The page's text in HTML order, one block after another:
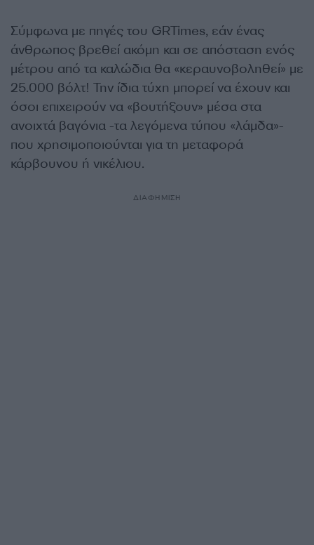
Σύμφωνα με πηγές του GRTimes, εάν ένας
άνθρωπος βρεθεί ακόμη και σε απόσταση ενός
μέτρου από τα καλώδια θα «κεραυνοβοληθεί» με
25.000 βόλτ! Την ίδια τύχη μπορεί να έχουν και
όσοι επιχειρούν να «βουτήξουν» μέσα στα
ανοιχτά βαγόνια -τα λεγόμενα τύπου «λάμδα»-
που χρησιμοποιούνται για τη μεταφορά
κάρβουνου ή νικέλιου.
ΔΙΑΦΗΜΙΣΗ